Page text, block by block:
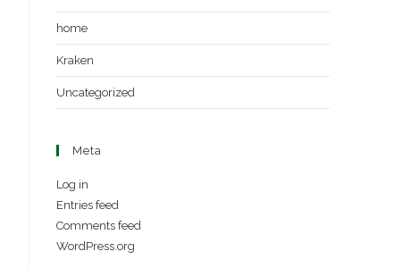
home
Kraken
Uncategorized
Meta
Log in
Entries feed
Comments feed
WordPress.org